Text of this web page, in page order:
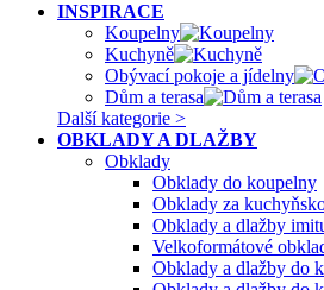
INSPIRACE
Koupelny
Kuchyně
Obývací pokoje a jídelny
Dům a terasa
Další kategorie >
OBKLADY A DLAŽBY
Obklady
Obklady do koupelny
Obklady za
Obklady a dlažby
Velkoformátové
Obklady a dlažby do